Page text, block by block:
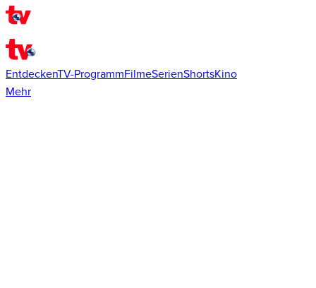
EntdeckenTV-ProgrammFilmeSerienShortsKino
Mehr